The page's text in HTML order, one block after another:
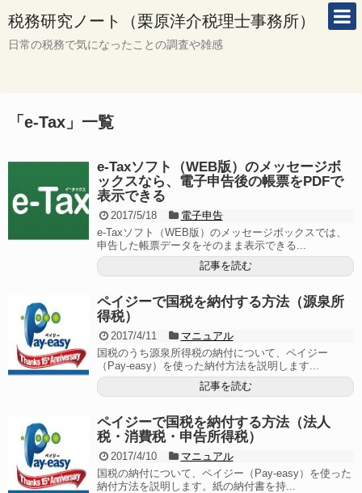
税務研究ノート（栗原洋介税理士事務所）
日常の税務で気になったことの調査や雑感
「 e-Tax 」 一覧
e-Taxソフト（WEB版）のメッセージボ
ックスなら、電子申告後の帳票をPDFで
表示できる
2017/5/18
電子申告
e-Taxソフト（WEB版）のメッセージボックスでは、
申告した帳票データをそのまま表示できる...
記事を読む
ペイジーで国税を納付する方法（源泉所
得税）
2017/4/11
マニュアル
国税のうち源泉所得税の納付について、ペイジー
（Pay-easy）を使った納付方法を説明します...
記事を読む
ペイジーで国税を納付する方法（法人
税・消費税・申告所得税）
2017/4/10
マニュアル
国税の納付について、ペイジー（Pay-easy）を使った
納付方法を説明します。紙の納付書を持...